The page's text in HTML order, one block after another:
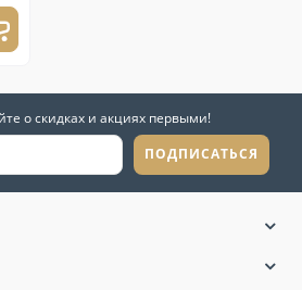
о скидках и акциях первыми!
ПОДПИСАТЬСЯ